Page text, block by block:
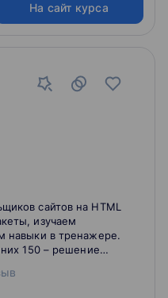
На сайт курса
сайтов на HTML
изучаем
навыки в тренажере.
150 – решение